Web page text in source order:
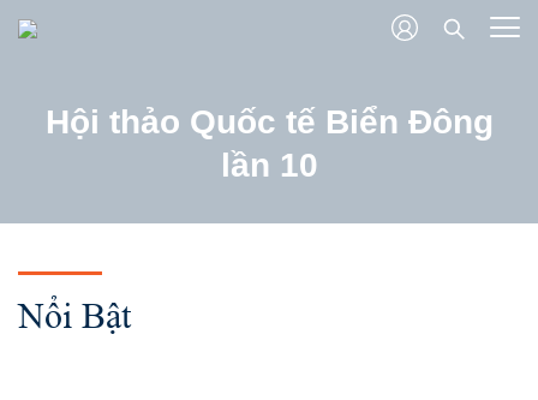
Hội thảo Quốc tế Biển Đông
lần 10
Nổi Bật